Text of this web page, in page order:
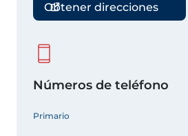
Obtener direcciones
Números de teléfono
Primario